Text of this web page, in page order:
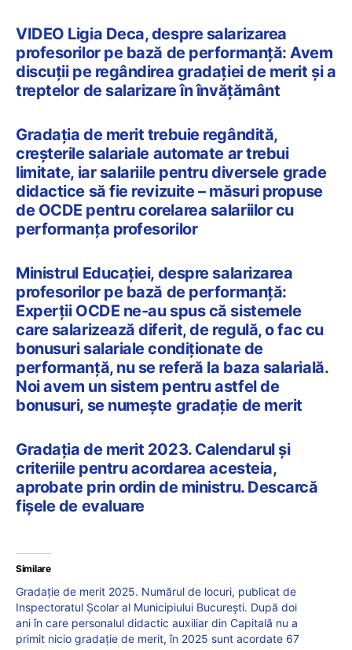
VIDEO Ligia Deca, despre salarizarea
profesorilor pe bază de performanță: Avem
discuții pe regândirea gradației de merit și a
treptelor de salarizare în învățământ
Gradația de merit trebuie regândită,
creșterile salariale automate ar trebui
limitate, iar salariile pentru diversele grade
didactice să fie revizuite – măsuri propuse
de OCDE pentru corelarea salariilor cu
performanța profesorilor
Ministrul Educației, despre salarizarea
profesorilor pe bază de performanță:
Experții OCDE ne-au spus că sistemele
care salarizează diferit, de regulă, o fac cu
bonusuri salariale condiționate de
performanță, nu se referă la baza salarială.
Noi avem un sistem pentru astfel de
bonusuri, se numește gradație de merit
Gradația de merit 2023. Calendarul și
criteriile pentru acordarea acesteia,
aprobate prin ordin de ministru. Descarcă
fișele de evaluare
Similare
Gradație de merit 2025. Numărul de locuri, publicat de
Inspectoratul Școlar al Municipiului București. După doi
ani în care personalul didactic auxiliar din Capitală nu a
primit nicio gradație de merit, în 2025 sunt acordate 67